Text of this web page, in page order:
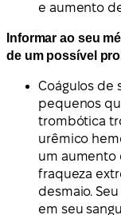
e aumento
Informar ao seu
de um possível
Coágulos de
pequenos
trombótica
urêmico
um aumento
fraqueza
desmaio.
em seu